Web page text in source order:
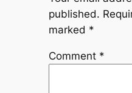
published.
marked *
Comment *